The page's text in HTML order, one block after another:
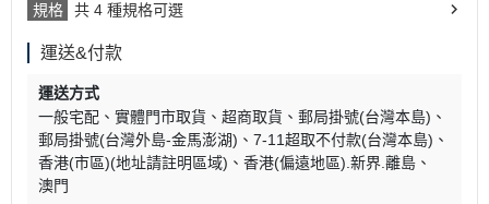
規格 共 4 種規格可選
運送&付款
運送方式
一般宅配
實體門市取貨 超商取貨
郵局掛號(台灣本島)
郵局掛號(台灣外島-金馬澎湖)
7-11超取不付款(台灣本島)
香港(市區)(地址請註明區域)
香港(偏遠地區).新界.離島
澳門